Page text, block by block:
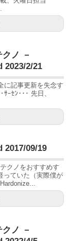
ノ －
2023/2/21
に記事更新を失念す
ｰｾﾝ･･･ 先日、
2017/09/19
クノをおすすめす
っていた（実際僕が
ノ －